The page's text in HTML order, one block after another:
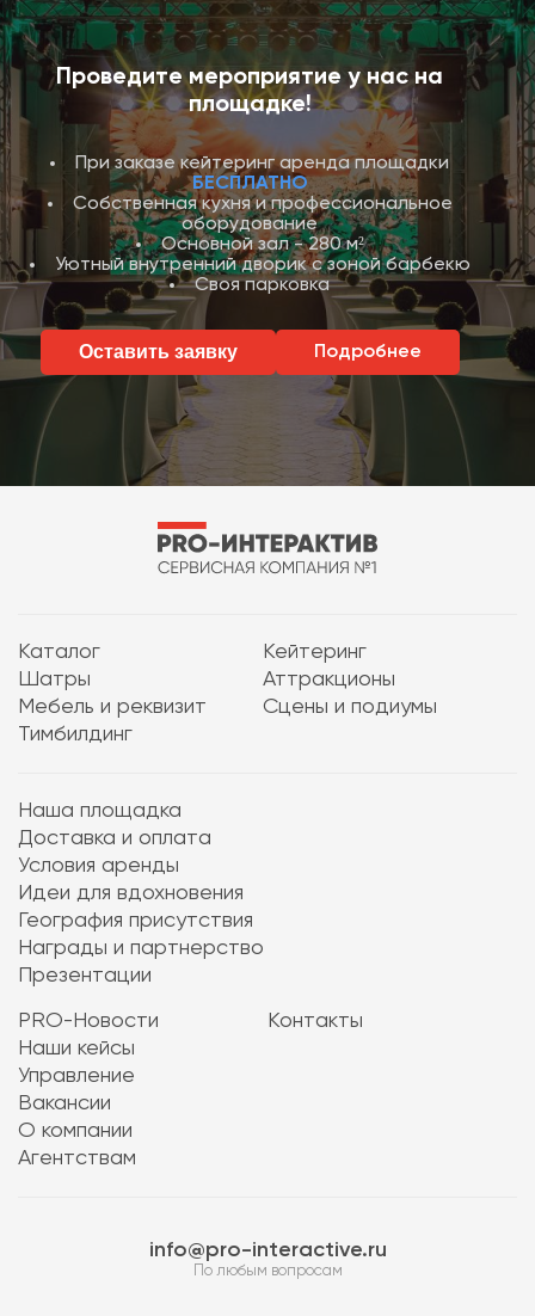
Проведите мероприятие у нас на
площадке!
При заказе кейтеринг аренда площадки
БЕСПЛАТНО
Собственная кухня и профессиональное
оборудование
Основной зал - 280 м²
Уютный внутренний дворик с зоной барбекю
Своя парковка
Оставить заявку Подробнее
Каталог
Кейтеринг
Шатры
Аттракционы
Мебель и реквизит
Сцены и подиумы
Тимбилдинг
Наша площадка
Доставка и оплата
Условия аренды
Идеи для вдохновения
География присутствия
Награды и партнерство
Презентации
PRO-Новости
Наши кейсы
Управление
Вакансии
О компании
Агентствам
Контакты
info@pro-interactive.ru
По любым вопросам